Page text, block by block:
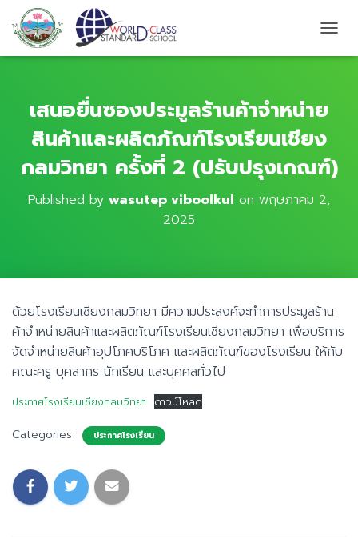
O
V
I
A
เสนอยื่นซองประมูลร้านค้าจำหน่าย
สินค้าและผลิตภัณฑ์โรงเรียนเชียง
กลมวิทยา ครั้งที่ 2 (ปรับปรุงเกณฑ์)
Published by wasutep viboolkul on พฤษภาคม 2,
2025
ด้วยโรงเรียนเชียงกลมวิทยา มีความประสงค์จะทำการประมูลร้าน
ค้าจำหน่ายสินค้าและผลิตภัณฑ์โรงเรียนเชียงกลมวิทยา เพื่อบริการ
จัดจำหน่ายสินค้าอุปโภคบริโภค และผลิตภัณฑ์ของโรงเรียน ให้กับ
คณะครู บุคลากร นักเรียน และบุคคลทั่วไป
ประกาศโรงเรียนเชียงกลมวิทยา ดาวน์โหลด
Categories: ประกาศโรงเรียน